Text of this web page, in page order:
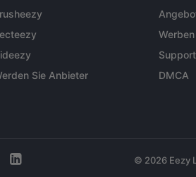
Sie Anbieter
Werben
Support
DMCA
© 2026 Eezy